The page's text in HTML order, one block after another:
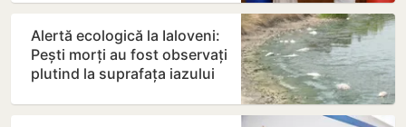
Alertă ecologică la Ialoveni:
Pești morți au fost observați
plutind la suprafața iazului